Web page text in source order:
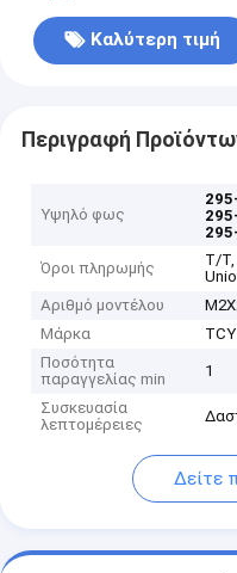
Καλύτερη τιμή
Περιγραφή
Υψηλό φως
Όροι πληρωμής
Τ/Τ,
Αριθμό μοντέλου
Μάρκα
TCY
Ποσότητα
παραγγελίας min
1
Συσκευασία
λεπτομέρειες
Δείτε